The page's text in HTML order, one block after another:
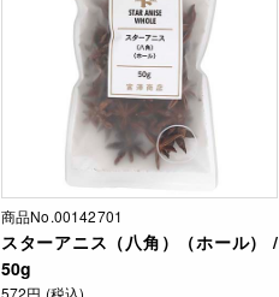
商品No.00142701
スターアニス（八角）（ホール） /
50g
572円 (税込)